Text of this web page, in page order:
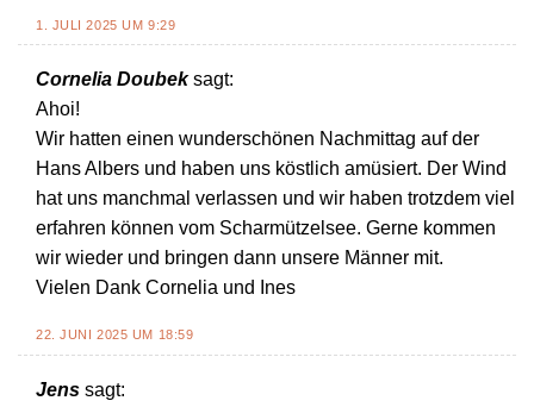
1. JULI 2025 UM 9:29
Cornelia Doubek sagt:
Ahoi!
Wir hatten einen wunderschönen Nachmittag auf der
Hans Albers und haben uns köstlich amüsiert. Der Wind
hat uns manchmal verlassen und wir haben trotzdem viel
erfahren können vom Scharmützelsee. Gerne kommen
wir wieder und bringen dann unsere Männer mit.
Vielen Dank Cornelia und Ines
22. JUNI 2025 UM 18:59
Jens sagt: